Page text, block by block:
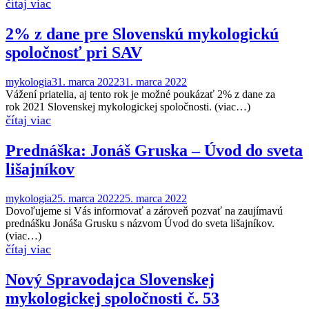
2% z dane pre Slovenskú mykologickú
spoločnosť pri SAV
mykologia31. marca 202231. marca 2022
Vážení priatelia, aj tento rok je možné poukázať 2% z dane za
rok 2021 Slovenskej mykologickej spoločnosti. (viac…)
Prednáška: Jonáš Gruska – Úvod do sveta
lišajníkov
mykologia25. marca 202225. marca 2022
Dovoľujeme si Vás informovať a zároveň pozvať na zaujímavú
prednášku Jonáša Grusku s názvom Úvod do sveta lišajníkov.
(viac…)
Nový Spravodajca Slovenskej
mykologickej spoločnosti č. 53